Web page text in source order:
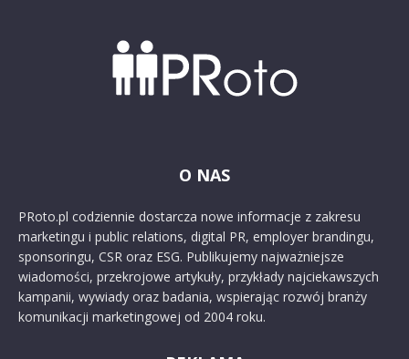
O NAS
PRoto.pl codziennie dostarcza nowe informacje z zakresu
marketingu i public relations, digital PR, employer brandingu,
sponsoringu, CSR oraz ESG. Publikujemy najważniejsze
wiadomości, przekrojowe artykuły, przykłady najciekawszych
kampanii, wywiady oraz badania, wspierając rozwój branży
komunikacji marketingowej od 2004 roku.